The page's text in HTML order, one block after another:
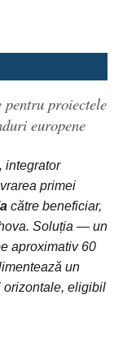
proiectele
europene
primei
către beneficiar,
Soluția — un
aproximativ 60
un
orizontale, eligibil